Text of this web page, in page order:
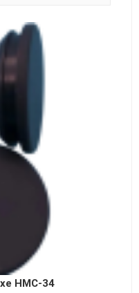
HMC-34